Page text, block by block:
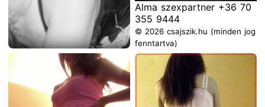
Alma szexpartner +36 70
© 2026 csajszik.hu (minden jog
fenntartva)
Alma szexpartner +36 70
355 9444
© 2026 csajszik.hu (minden jog
fenntartva)